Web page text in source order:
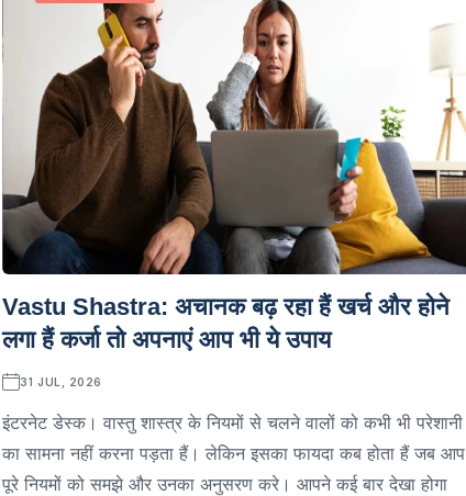
Vastu Shastra: अचानक बढ़ रहा हैं खर्च और होने
लगा हैं कर्जा तो अपनाएं आप भी ये उपाय
31 JUL, 2026
इंटरनेट डेस्क। वास्तु शास्त्र के नियमों से चलने वालों को कभी भी परेशानी
का सामना नहीं करना पड़ता हैं। लेकिन इसका फायदा कब होता हैं जब आप
पूरे नियमों को समझे और उनका अनुसरण करे। आपने कई बार देखा होगा